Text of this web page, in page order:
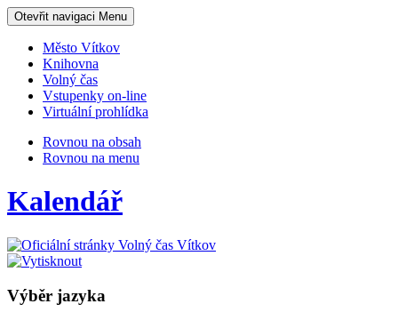
Otevřit navigaci Menu
Město Vítkov
Knihovna
Volný čas
Vstupenky on-line
Virtuální prohlídka
Rovnou na obsah
Rovnou na menu
Kalendář
Výběr jazyka